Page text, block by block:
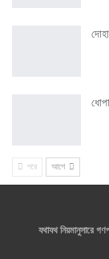
পরে আগে
যথাযথ নিয়মানুসারে